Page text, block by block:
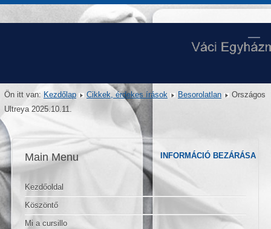
Ön itt van: Kezdőlap Cikkek, érdekes írások Besorolatlan
Országos
Ultreya 2025.10.11.
Main Menu
Kezdőoldal
Köszöntő
Mi a cursillo
INFORMÁCIÓ BEZÁRÁSA